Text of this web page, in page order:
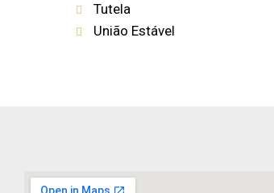
Tutela
União Estável